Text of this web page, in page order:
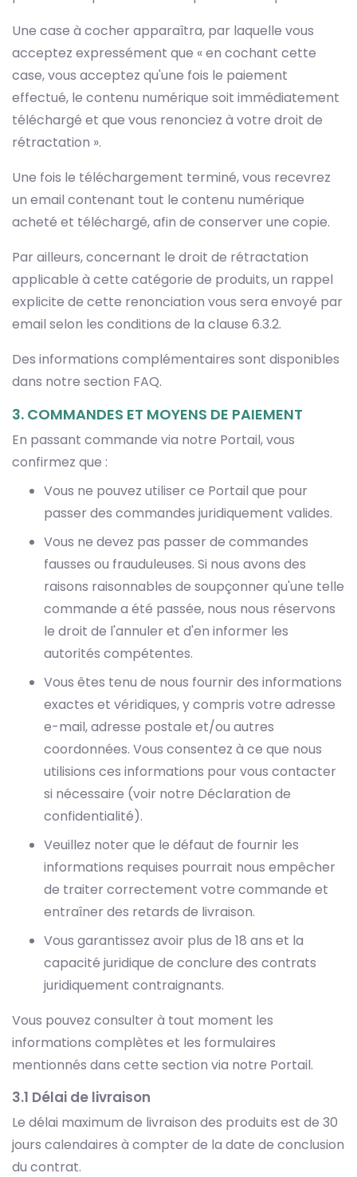
Une case à cocher apparaîtra, par laquelle vous
acceptez expressément que « en cochant cette
case, vous acceptez qu'une fois le paiement
effectué, le contenu numérique soit immédiatement
téléchargé et que vous renonciez à votre droit de
rétractation ».
Une fois le téléchargement terminé, vous recevrez
un email contenant tout le contenu numérique
acheté et téléchargé, afin de conserver une copie.
Par ailleurs, concernant le droit de rétractation
applicable à cette catégorie de produits, un rappel
explicite de cette renonciation vous sera envoyé par
email selon les conditions de la clause 6.3.2.
Des informations complémentaires sont disponibles
dans notre section FAQ.
3. COMMANDES ET MOYENS DE PAIEMENT
En passant commande via notre Portail, vous
confirmez que :
Vous ne pouvez utiliser ce Portail que pour
passer des commandes juridiquement valides.
Vous ne devez pas passer de commandes
fausses ou frauduleuses. Si nous avons des
raisons raisonnables de soupçonner qu'une telle
commande a été passée, nous nous réservons
le droit de l'annuler et d'en informer les
autorités compétentes.
Vous êtes tenu de nous fournir des informations
exactes et véridiques, y compris votre adresse
e-mail, adresse postale et/ou autres
coordonnées. Vous consentez à ce que nous
utilisions ces informations pour vous contacter
si nécessaire (voir notre Déclaration de
confidentialité).
Veuillez noter que le défaut de fournir les
informations requises pourrait nous empêcher
de traiter correctement votre commande et
entraîner des retards de livraison.
Vous garantissez avoir plus de 18 ans et la
capacité juridique de conclure des contrats
juridiquement contraignants.
Vous pouvez consulter à tout moment les
informations complètes et les formulaires
mentionnés dans cette section via notre Portail.
3.1 Délai de livraison
Le délai maximum de livraison des produits est de 30
jours calendaires à compter de la date de conclusion
du contrat.